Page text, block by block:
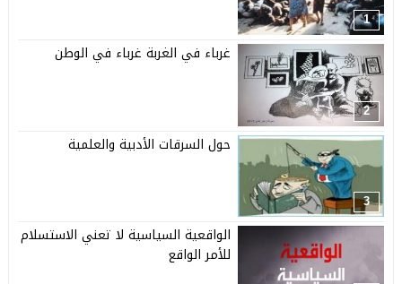
1
2
غرباء في الغربة غرباء في الوطن
3
حول السرقات الأدبية والعلمية
الواقعية السياسية لا تعني الاستسلام
للأمر الواقع